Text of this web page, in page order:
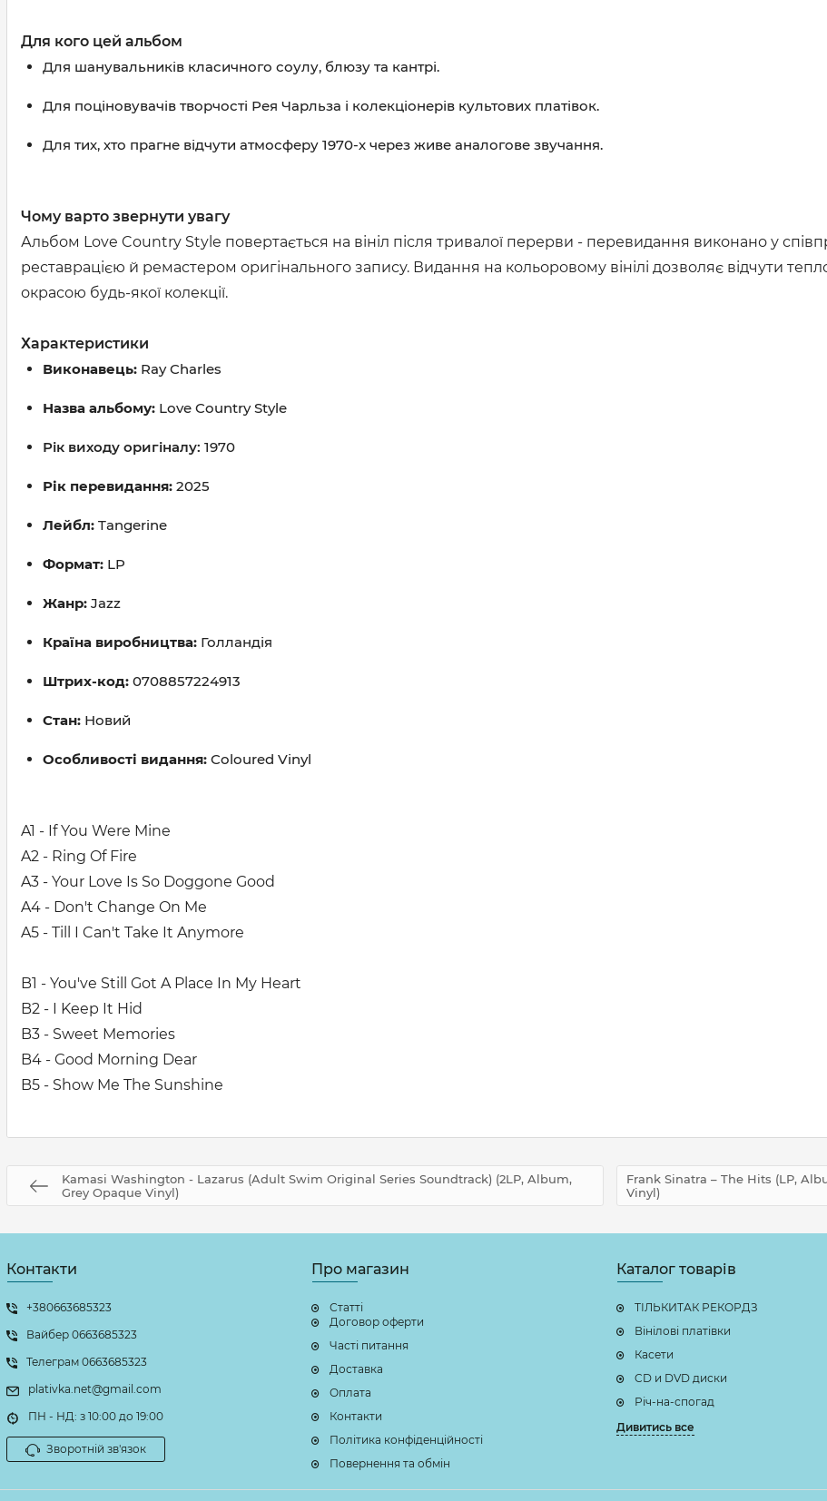
Для кого цей альбом
Для шанувальників класичного соулу, блюзу та кантрі.
Для поціновувачів творчості Рея Чарльза і колекціонерів культових платівок.
Для тих, хто прагне відчути атмосферу 1970-х через живе аналогове звучання.
Чому варто звернути увагу
Альбом Love Country Style повертається на вініл після тривалої перерви - перевидання виконано у
реставрацією й ремастером оригінального запису. Видання на кольоровому вінілі дозволяє відчути
окрасою будь-якої колекції.
Характеристики
Виконавець: Ray Charles
Назва альбому: Love Country Style
Рік виходу оригіналу: 1970
Рік перевидання: 2025
Лейбл: Tangerine
Формат: LP
Жанр: Jazz
Країна виробництва: Голландія
Штрих-код: 0708857224913
Стан: Новий
Особливості видання: Coloured Vinyl
A1 - If You Were Mine
A2 - Ring Of Fire
A3 - Your Love Is So Doggone Good
A4 - Don't Change On Me
A5 - Till I Can't Take It Anymore
B1 - You've Still Got A Place In My Heart
B2 - I Keep It Hid
B3 - Sweet Memories
B4 - Good Morning Dear
B5 - Show Me The Sunshine
Kamasi Washington - Lazarus (Adult Swim Original Series Soundtrack) (2LP, Album,
Grey Opaque Vinyl)
Frank Sinatra – The Hits (LP,
Vinyl)
Контакти
+380663685323
Вайбер 0663685323
Телеграм 0663685323
plativka.net@gmail.com
ПН - НД: з 10:00 до 19:00
Зворотній зв'язок
Про магазин
Статті
Договор оферти
Часті питання
Доставка
Оплата
Контакти
Політика конфіденційності
Повернення та обмін
Каталог товарів
ТІЛЬКИТАК РЕКОРДЗ
Вінілові платівки
Касети
CD и DVD диски
Річ-на-спогад
Дивитись все